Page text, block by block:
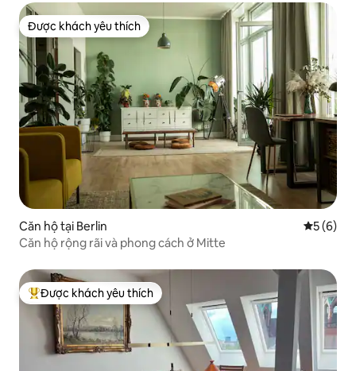
Được khách yêu thích
Được khách yêu thích
Căn hộ tại Berlin Xếp5 (6)
Căn hộ rộng rãi và phong cách ở Mitte
Được khách yêu thích nhất
Được khách yêu thích